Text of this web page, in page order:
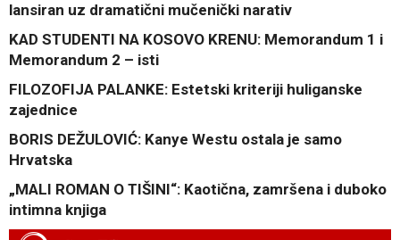
lansiran uz dramatični mučenički narativ
KAD STUDENTI NA KOSOVO KRENU: Memorandum 1 i
Memorandum 2 – isti
FILOZOFIJA PALANKE: Estetski kriteriji huliganske
zajednice
BORIS DEŽULOVIĆ: Kanye Westu ostala je samo
Hrvatska
„MALI ROMAN O TIŠINI“: Kaotična, zamršena i duboko
intimna knjiga